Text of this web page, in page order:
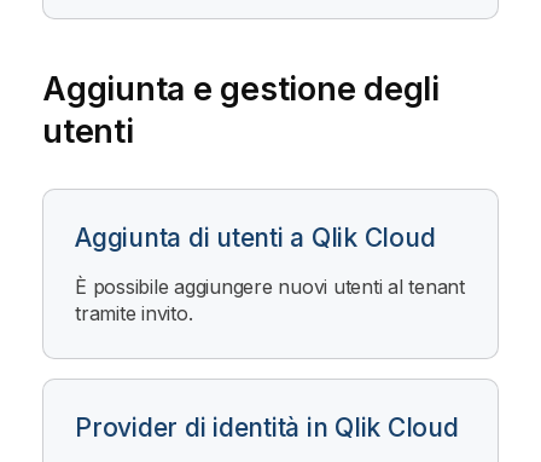
Aggiunta e gestione degli
utenti
Aggiunta di utenti a Qlik Cloud
È possibile aggiungere nuovi utenti al tenant
tramite invito.
Provider di identità in Qlik Cloud